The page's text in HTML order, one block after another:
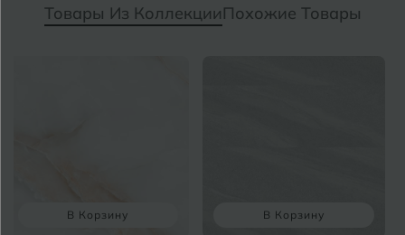
Товары Из КоллекцииПохожие Товары
В Корзину В Корзину